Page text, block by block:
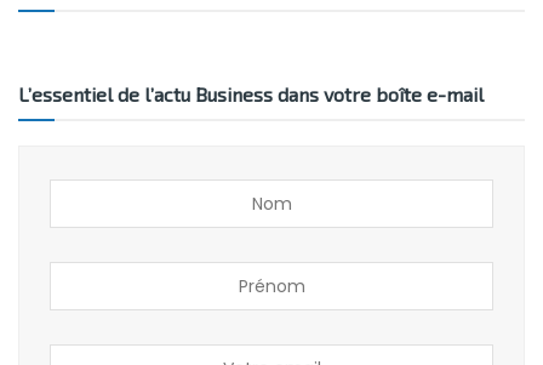
L’essentiel de l’actu Business dans votre boîte e-mail